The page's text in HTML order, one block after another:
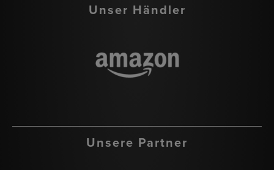
Unser Händler
Unsere Partner